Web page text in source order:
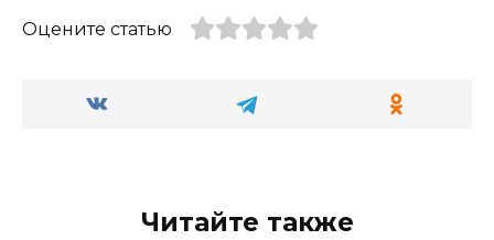
Оцените статью
Читайте также